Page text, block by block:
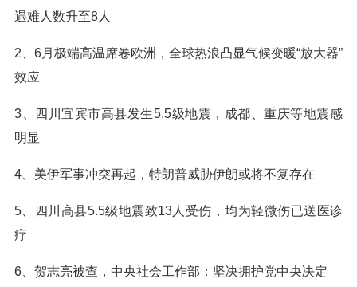
遇难人数升至8人
2、6月极端高温席卷欧洲，全球热浪凸显气候变暖“放大器”
效应
3、四川宜宾市高县发生5.5级地震，成都、重庆等地震感
明显
4、美伊军事冲突再起，特朗普威胁伊朗或将不复存在
5、四川高县5.5级地震致13人受伤，均为轻微伤已送医诊
疗
6、贺志亮被查，中央社会工作部：坚决拥护党中央决定